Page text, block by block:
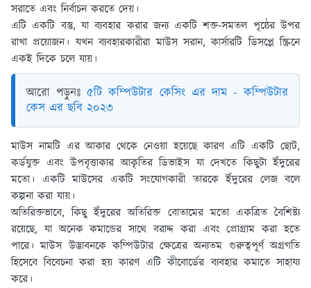
সরাতে এবং নির্বাচন করতে দেয়।
এটি একটি বস্তু, যা ব্যবহার করার জন্য একটি শক্ত-সমতল পৃষ্ঠের উপর
রাখা প্রয়োজন। যখন ব্যবহারকারীরা মাউস সরান, কার্সারটি ডিসপ্লে স্ক্রিনে
একই দিকে চলে যায়।
আরো পড়ুনঃ৫টি কম্পিউটার কেসিং এর দাম - কম্পিউটার
কেস এর ছবি ২০২৩
মাউস নামটি এর আকার থেকে নেওয়া হয়েছে কারণ এটি একটি ছোট,
কর্ডযুক্ত এবং উপবৃত্তাকার আকৃতির ডিভাইস যা দেখতে কিছুটা ইঁদুরের
মতো। একটি মাউসের একটি সংযোগকারী তারকে ইঁদুরের লেজ বলে
কল্পনা করা যায়।
অতিরিক্তভাবে, কিছু ইঁদুরের অতিরিক্ত বোতামের মতো একত্রিত বৈশিষ্ট্য
রয়েছে, যা অনেক কমান্ডের সাথে বরাদ্দ করা এবং প্রোগ্রাম করা হতে
পারে। মাউস উদ্ভাবনকে কম্পিউটার ক্ষেত্রের অন্যতম গুরুত্বপূর্ণ অগ্রগতি
হিসেবে বিবেচনা করা হয় কারণ এটি কীবোর্ডের ব্যবহার কমাতে সাহায্য
করে।